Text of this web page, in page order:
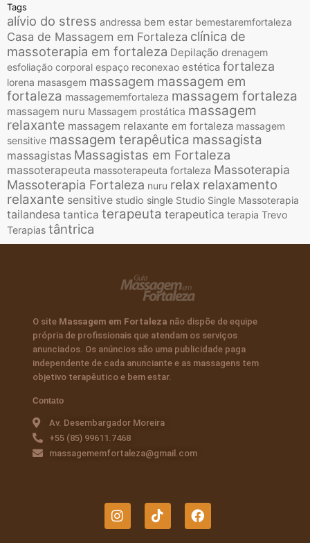
Tags
alívio do stress andressa bem estar bemestaremfortaleza
Casa de Massagem em Fortaleza clínica de
massoterapia em fortaleza Depilação drenagem
esfoliação corporal espaço reconexao estética fortaleza
lorena masasgem massagem massagem em
fortaleza massagememfortaleza massagem fortaleza
massagem nuru Massagem prostática massagem
relaxante massagem relaxante em fortaleza massagem
sensitive massagem terapêutica massagista
massagistas Massagistas em Fortaleza
massoterapeuta massoterapeuta fortaleza Massoterapia
Massoterapia Fortaleza nuru relax relaxamento
relaxante sensitive studio single Studio Single Massoterapia
tailandesa tantica terapeuta terapeutica terapia Trevo
Terapias tântrica
O site Massagem em Fortaleza não dispõe de equipe
própria de profissionais que atendam os serviços
anunciados. Os anúncios são uma publicidade paga
independente de cada anunciante e as massagens tem
objetivo terapêutico e bem estar.
Contato
Av. Desembargador Moreira
+55 (85) 99611.7468
massagememfortaleza@gmail.com
I
n
T
i
F
a